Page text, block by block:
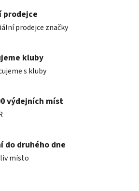
prodejce
prodejce značky
kluby
s kluby
výdejních míst
do druhého dne
místo